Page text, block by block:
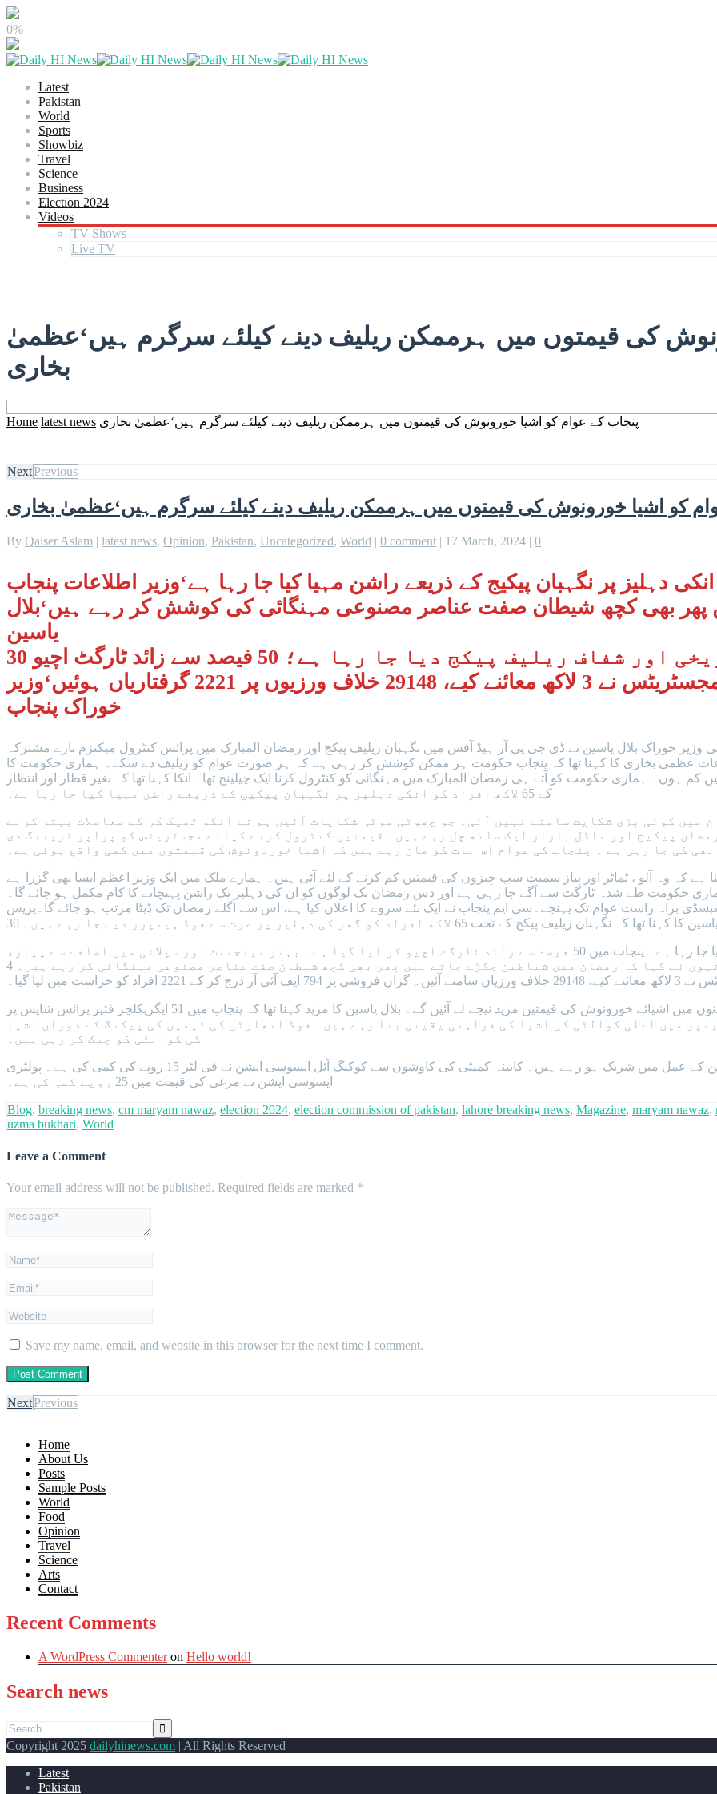
0%
Latest
Pakistan
World
Sports
Showbiz
Travel
Science
Business
Election 2024
Videos
TV Shows
Live TV
کی قیمتوں میں ہرممکن ریلیف دینے کیلئے سرگرم ہیں‘عظمیٰ
بخاری
Home latest news پنجاب کے عوام کو اشیا خورونوش کی قیمتوں میں ہرممکن ریلیف دینے کیلئے سرگرم ہیں‘عظمیٰ بخاری
NextPrevious
کو اشیا خورونوش کی قیمتوں میں ہرممکن ریلیف دینے کیلئے سرگرم ہیں‘عظمیٰ بخاری
By Qaiser Aslam | latest news, Opinion, Pakistan, Uncategorized, World | 0 comment | 17 March, 2024 | 0
پھر بھی کچھ شیطان صفت عناصر مصنوعی مہنگائی کی کوشش کر رہے ہیں‘بلال
یاسین
30 ارب کی خطیر رقم سے عوام کو تاریخی اور شفاف ریلیف پیکج دیا جا رہا ہے؛ 50 فیصد سے زائد ٹارگٹ اچیو
کر لیا گیا، چار دنوں میں پرائس کنٹرول مجسٹریٹس نے 3 لاکھ معائنے کیے، 29148 خلاف ورزیوں پر 2221 گرفتاریاں ہوئیں‘وزیر
خوراک پنجاب
وزیر خوراک بلال یاسین نے ڈی جی پی آر ہیڈ آفس میں نگہبان ریلیف پیکج اور رمضان المبارک میں پرائس کنٹرول میکنزم بارے مشترکہ
عظمی بخاری کا کہنا تھا کہ پنجاب حکومت ہر ممکن کوشش کر رہی ہے کہ ہر صورت عوام کو ریلیف دے سکے۔ ہماری حکومت کا
ہوں۔ ہماری حکومت کو آتے ہی رمضان المبارک میں مہنگائی کو کنٹرول کرنا ایک چیلینج تھا۔ انکا کہنا تھا کہ بغیر قطار اور انتظار
کے 65 لاکھ افراد کو انکی دہلیز پر نگہبان پیکیج کے ذریعے راشن مہیا کیا جا رہا ہے۔
میں کوئی بڑی شکایت سامنے نہیں آئی۔ جو چھوٹی موٹی شکایات آئیں ہم نے انکو ٹھیک کر کے معاملات بہتر کرنے
پیکیج اور ماڈل بازار ایک ساتھ چل رہے ہیں۔ قیمتیں کنٹرول کرنے کیلئے مجسٹریٹس کو پراپر ٹریننگ دی
کی جا رہی ہے ۔ پنجاب کی عوام اس بات کو مان رہے ہیں کہ اشیا خوردونوش کی قیمتوں میں کمی واقع ہوئی ہے۔
ہے کہ وہ آلو ، ٹماٹر اور پیاز سمیت سب چیزوں کی قیمتیں کم کرنے کے لئے آئی ہیں۔ ہمارے ملک میں ایک وزیر اعظم ایسا بھی گزرا ہے
ہماری حکومت طے شدہ ٹارگٹ سے آگے جا رہی ہے اور دس رمضان تک لوگوں کو ان کی دہلیز تک راشن پہنچانے کا کام مکمل ہو جائے گا۔
براہ راست عوام تک پہنچے۔سی ایم پنجاب نے ایک نئے سروے کا اعلان کیا ہے، اس سے اگلے رمضان تک ڈیٹا مرتب ہو جائے گا۔پریس
کے تحت 65 لاکھ افراد کو گھر کی دہلیز پر عزت سے فوڈ ہیمپرز دیے جا رہے ہیں۔ 30
ارب کی خطیر رقم سے عوام کو تاریخی اور شفاف ریلیف پیکج دیا جا رہا ہے۔ پنجاب میں 50 فیصد سے زائد ٹارگٹ اچیو کر لیا گیا ہے۔ بہتر مینجمنٹ اور سپلائی میں اضافے سے پیاز،
ٹماٹر اور آلو کی قیمتیوں میں نمایاں کمی آئی ہے۔ انہوں نے کہا کہ رمضان میں شیاطین جکڑے جاتے ہیں پھر بھی کچھ شیطان صفت عناصر مصنوعی مہنگائی کر رہے ہیں۔ 4
کو حراست میں لیا گیا۔
مجموعی طور پر 2 کروڑ 65 لاکھ روپے جرمانہ کیا جاچکا ہے۔ چند دنوں میں اشیائے خورونوش کی قیمتیں مزید نیچے لے آئیں گے۔ بلال یاسین کا مزید کہنا تھا کہ پنجاب میں 51 ایگریکلچر فئیر پرائس شاپس پر
دستیاب ہیں۔ فوڈ ہیمپر میں اعلی کوالٹی کی اشیا کی فراہمی یقینی بنا رہے ہیں۔ فوڈ اتھارٹی کی ٹیمیں کی پیکنگ کے دوران اشیا
کی کوالٹی کو چیک کر رہی ہیں۔
قیمتیں نیچے لانے کیلئے وزرا ضلعی انتظامیہ کیساتھ منڈیوں میں آکشن کے عمل میں شریک ہو رہے ہیں۔ کابینہ کمیٹی کی کاوشوں سے کوکنگ آئل ایسوسی ایشن نے فی لٹر 15 روپے کی کمی کی ہے۔ پولٹری
ایسوسی ایشن نے مرغی کی قیمت میں 25 روپے کمی کی ہے۔
Blog, breaking news, cm maryam nawaz, election 2024, election commission of pakistan, lahore breaking news, Magazine, maryam nawaz,
uzma bukhari, World
Leave a Comment
Your email address will not be published. Required fields are marked *
Save my name, email, and website in this browser for the next time I comment.
NextPrevious
Home
About Us
Posts
Sample Posts
World
Food
Opinion
Travel
Science
Arts
Contact
Recent Comments
A WordPress Commenteron Hello world!
Search news
Copyright 2025 dailyhinews.com | All Rights Reserved
Latest
Pakistan